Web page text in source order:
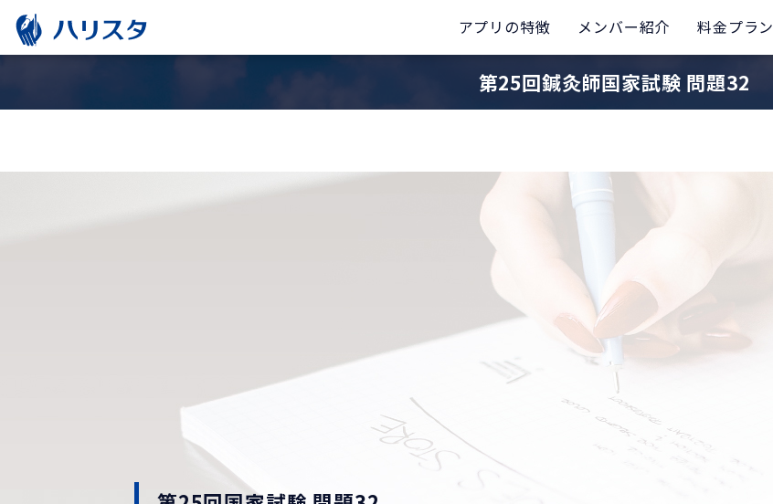
アプリの特徴 メンバー紹介 料金プラン
第25回鍼灸師国家試験 問題32